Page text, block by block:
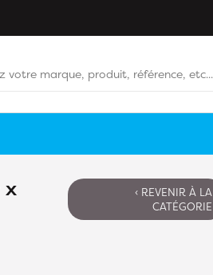
x
‹ REVENIR À LA
CATÉGORIE